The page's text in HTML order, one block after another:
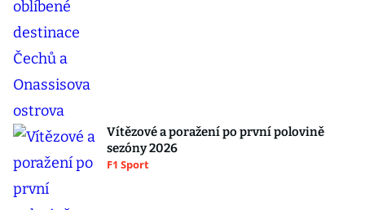
Vítězové a poražení po první polovině
sezóny 2026
F1 Sport